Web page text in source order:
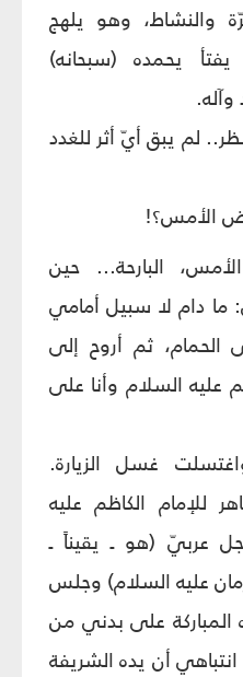
والنشاط، وهو يلهج
يحمده (سبحانه)
لم يبق أيّ أثر للغدد
الأمس؟!
البارحة... حين
دام لا سبيل أمامي
الحمام، ثم أروح إلى
عليه السلام وأنا على
غسل الزيارة.
للإمام الكاظم عليه
عربيّ (هو ـ يقيناً ـ
عليه السلام) وجلس
على بدني من
أن يده الشريفة